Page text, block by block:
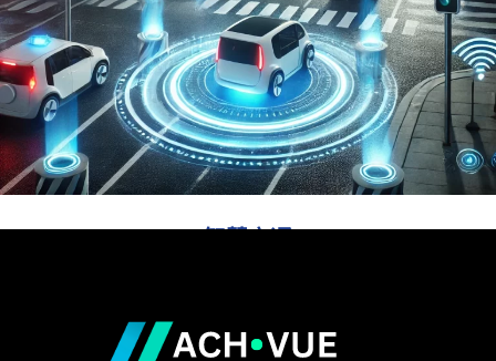
度数据支持，帮助工厂提升生产效率、确保产品品质，助
力制造环节向智能化、精细化发展。
了解更多
智慧交通